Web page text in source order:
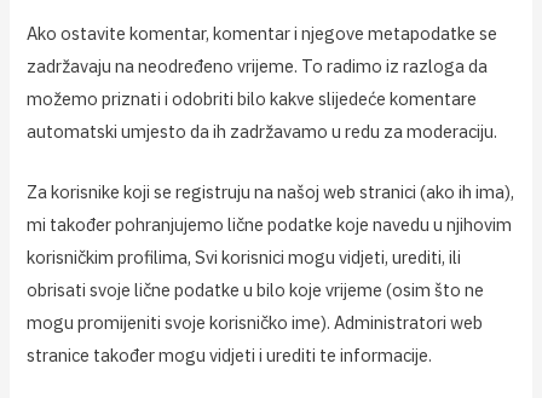
Ako ostavite komentar, komentar i njegove metapodatke se
zadržavaju na neodređeno vrijeme. To radimo iz razloga da
možemo priznati i odobriti bilo kakve slijedeće komentare
automatski umjesto da ih zadržavamo u redu za moderaciju.
Za korisnike koji se registruju na našoj web stranici (ako ih ima),
mi također pohranjujemo lične podatke koje navedu u njihovim
korisničkim profilima, Svi korisnici mogu vidjeti, urediti, ili
obrisati svoje lične podatke u bilo koje vrijeme (osim što ne
mogu promijeniti svoje korisničko ime). Administratori web
stranice također mogu vidjeti i urediti te informacije.